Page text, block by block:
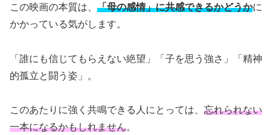
この映画の本質は、 「母の感情」に共感できるかどうかに
かかっている気がします。
「誰にも信じてもらえない絶望」「子を思う強さ」「精神
的孤立と闘う姿」。
このあたりに強く共鳴できる人にとっては、 忘れられない
一本になるかもしれません。